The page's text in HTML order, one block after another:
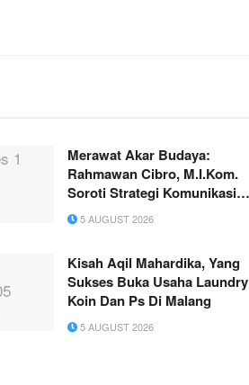
Merawat Akar Budaya:
Rahmawan Cibro, M.I.Kom.
Soroti Strategi Komunikasi
Pelestarian Tradisi “Tukhun
Kakhai” di Aceh Singkil
5 AUGUST 2026
Kisah Aqil Mahardika, Yang
Sukses Buka Usaha Laundry
Koin Dan Ps Di Malang
5 AUGUST 2026